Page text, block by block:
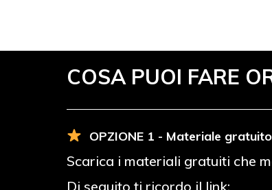
COSA PUOI FARE
OPZIONE 1 - Materiale gratuito
Scarica i materiali gratuiti che
Di seguito ti ricordo il link: